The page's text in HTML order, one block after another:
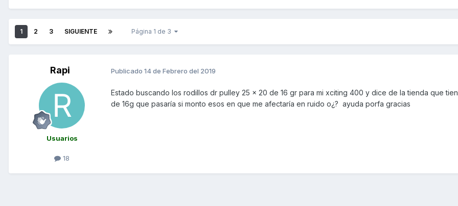
1 2 3 SIGUIENTE Página 1 de 3
Rapi
Usuarios
18
Publicado 14 de Febrero del 2019
Estado buscando los rodillos dr pulley 25 x 20 de 16 gr para mi xciting 400 y dice de la tienda que
de 16g que pasaría si monto esos en que me afectaría en ruido o¿? ayuda porfa gracias